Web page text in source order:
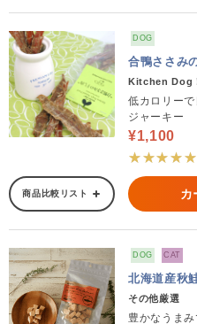
DOG
合鴨ささみ
Kitchen Dog
低カロリー
ジャーキー
¥1,100
★★★★★
商品比較リスト カ
DOG CAT
北海道産秋
その他厳選
豊かなうま